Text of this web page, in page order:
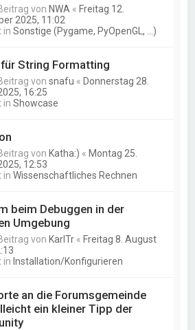
von NWA « Freitag 12.
2025, 11:02
inSonstige (Pygame, PyOpenGL, ...)
String Formatting
vonsnafu « Donnerstag 28.
16:25
inShowcase
von Katha:) « Montag 25.
12:53
inWissenschaftliches Rechnen
beim Debuggen in der
Umgebung
von KarlTr « Freitag 8. August
in Installation/Konfigurieren
an die Forumsgemeinde
ein kleiner Tipp der